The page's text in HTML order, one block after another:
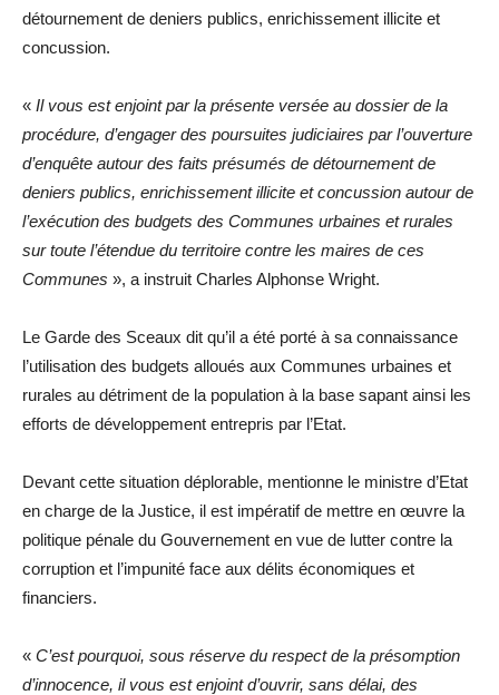
Maires
Sont
De
Sortir
Du
Territoir
détournement de deniers publics, enrichissement illicite et
concussion.
« Il vous est enjoint par la présente versée au dossier de la
procédure, d’engager des poursuites judiciaires par l’ouverture
d’enquête autour des faits présumés de détournement de
deniers publics, enrichissement illicite et concussion autour de
l’exécution des budgets des Communes urbaines et rurales
sur toute l’étendue du territoire contre les maires de ces
Communes », a instruit Charles Alphonse Wright.
Le Garde des Sceaux dit qu’il a été porté à sa connaissance
l’utilisation des budgets alloués aux Communes urbaines et
rurales au détriment de la population à la base sapant ainsi les
efforts de développement entrepris par l’Etat.
Devant cette situation déplorable, mentionne le ministre d’Etat
en charge de la Justice, il est impératif de mettre en œuvre la
politique pénale du Gouvernement en vue de lutter contre la
corruption et l’impunité face aux délits économiques et
financiers.
« C’est pourquoi, sous réserve du respect de la présomption
d’innocence, il vous est enjoint d’ouvrir, sans délai, des